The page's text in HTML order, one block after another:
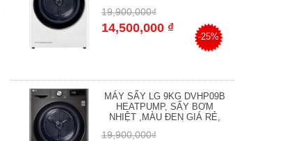
19,900,000₫
14,500,000 ₫
-25%
MÁY SẤY LG 9KG DVHP09B
HEATPUMP, SẤY BƠM
NHIỆT ,MÀU ĐEN GIÁ RẺ,
19,900,000₫